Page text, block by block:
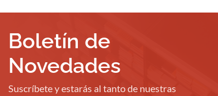
Boletín de
Novedades
Suscríbete y estarás al tanto de nuestras